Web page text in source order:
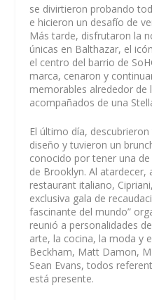
se divirtieron probando
e hicieron un desafío de
Más tarde, disfrutaron la
únicas en Balthazar, el
el centro del barrio de
marca, cenaron y
memorables alrededor de
acompañados de una
El último día,
diseño y tuvieron un
conocido por tener una
de Brooklyn. Al atardecer,
restaurant italiano,
exclusiva gala de
fascinante del mundo”
reunió a personalidades
arte, la cocina, la moda y
Beckham, Matt Damon,
Sean Evans, todos
está presente.